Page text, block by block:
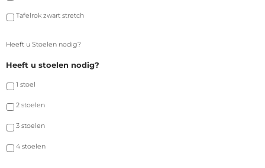
Tafelrok zwart stretch
Heeft u Stoelen nodig?
Heeft u stoelen nodig?
1 stoel
2 stoelen
3 stoelen
4 stoelen